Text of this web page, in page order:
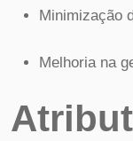
Minimização
Melhoria na